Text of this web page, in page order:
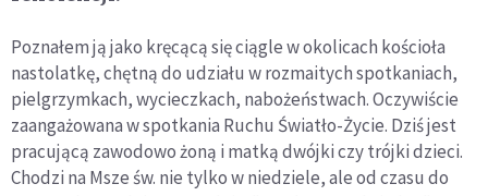
Poznałem ją jako kręcącą się ciągle w okolicach kościoła
nastolatkę, chętną do udziału w rozmaitych spotkaniach,
pielgrzymkach, wycieczkach, nabożeństwach. Oczywiście
zaangażowana w spotkania Ruchu Światło-Życie. Dziś jest
pracującą zawodowo żoną i matką dwójki czy trójki dzieci.
Chodzi na Msze św. nie tylko w niedziele, ale od czasu do